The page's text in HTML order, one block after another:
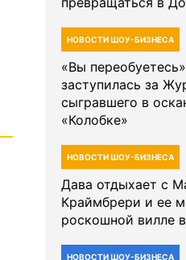
НОВОСТИ ШОУ-БИЗНЕСА
«Вы
заступилась за
сыгравшего в
«Колобке»
НОВОСТИ ШОУ-БИЗНЕСА
Дава отдыхает с
Краймбрери и ее
роскошной вилле
НОВОСТИ ШОУ-БИЗНЕСА